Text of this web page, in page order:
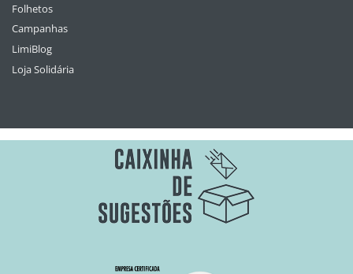
Folhetos
Campanhas
LimiBlog
Loja Solidária